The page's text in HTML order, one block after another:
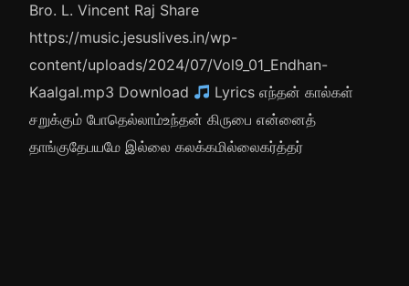
Bro. L. Vincent Raj Share
https://music.jesuslives.in/wp-
content/uploads/2024/07/Vol9_01_Endhan-
Kaalgal.mp3 Download
Lyrics எந்தன் கால்கள்
சறுக்கும் போதெல்லாம்உந்தன் கிருபை என்னைத்
தாங்குதேபயமே இல்லை கலக்கமில்லைகர்த்தர்